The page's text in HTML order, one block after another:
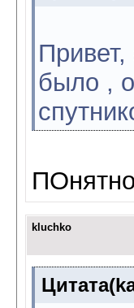
было ,
kluchko